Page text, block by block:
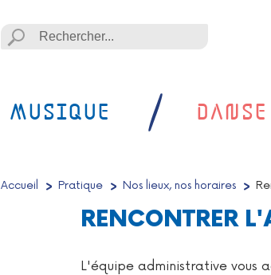
Lancer la recheche
Lancer la recherche
MUSIQUE DANSE
Accueil Pratique Nos lieux, nos horaires
RENCONTRER
L'équipe administrative vous